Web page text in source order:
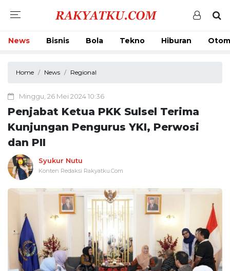
News Bisnis Bola Tekno Hiburan
Home News Regional
Minggu, 26 Mei 2024 10:36
Penjabat Ketua PKK Sulsel Terima
Kunjungan Pengurus YKI, Perwosi
dan PII
Syukur Nutu
Konten Redaksi Rakyatku.Com